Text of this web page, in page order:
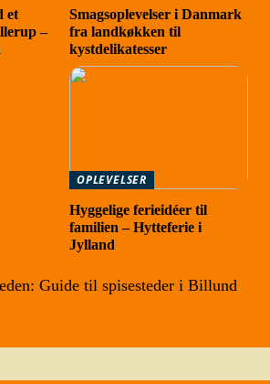
et
–
Smagsoplevelser i Danmark
fra landkøkken til
kystdelikatesser
OPLEVELSER
Hyggelige ferieidéer til
familien – Hytteferie i
Jylland
Guide til spisesteder i Billund